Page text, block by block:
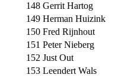
148 Gerrit Hartog
149 Herman Huizink
150 Fred Rijnhout
151 Peter Nieberg
152 Just Out
153 Leendert Wals